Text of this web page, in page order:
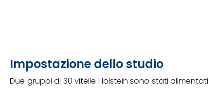
Impostazione dello studio
Due gruppi di 30 vitelle Holstein sono stati alimentati